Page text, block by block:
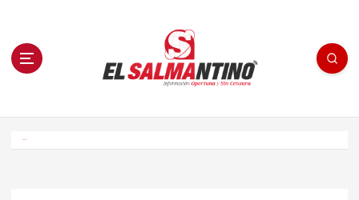
n El Salmantino - medios/noticias/editorial